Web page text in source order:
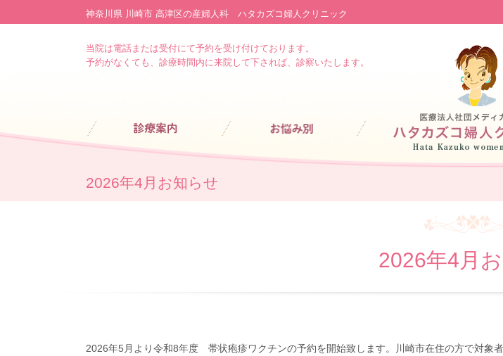
神奈川県 川崎市 高津区の産婦人科 ハタカズコ婦人クリニック
当院は電話または受付にて予約を受け付けております。
予約がなくても、診療時間内に来院して下されば、診察いたします。
診療案内
2026年4月お知らせ
2026年4月
2026年5月より令和8年度 帯状疱疹ワクチンの予約を開始致します。川崎市在住の方で対象